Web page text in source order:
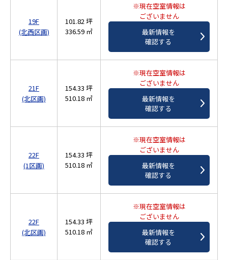
19F
(北西区画)
101.82 坪
336.59 ㎡
※現在空室情報は
ございません
最新情報を
確認する
21F
(北区画)
154.33 坪
510.18 ㎡
※現在空室情報は
ございません
最新情報を
確認する
22F
(1区画)
154.33 坪
510.18 ㎡
※現在空室情報は
ございません
最新情報を
確認する
22F
(北区画)
154.33 坪
510.18 ㎡
※現在空室情報は
ございません
最新情報を
確認する